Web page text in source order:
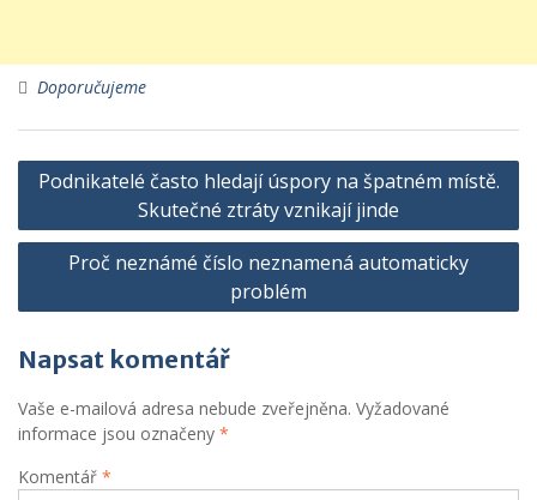
Doporučujeme
Navigace
příspěvek
Podnikatelé často hledají úspory na špatném místě.
Skutečné ztráty vznikají jinde
Proč neznámé číslo neznamená automaticky
problém
Napsat komentář
Vaše e-mailová adresa nebude zveřejněna. Vyžadované
informace jsou označeny *
Komentář *